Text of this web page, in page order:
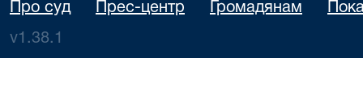
Про суд Прес-центр Громадянам
v1.38.1